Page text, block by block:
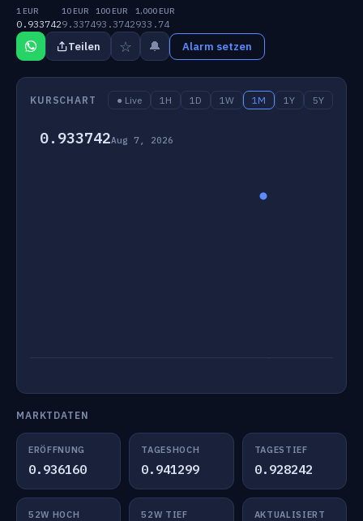
1 EUR
0.933742
10 EUR
9.3374
100 EUR
93.3742
1,000 EUR
933.74
Teilen ☆ 🔔 Alarm setzen
KURSCHART ● Live 1H 1D 1W 1M 1Y 5Y
0.933742Aug 7, 2026
MARKTDATEN
ERÖFFNUNG
0.936160
TAGESHOCH
0.941299
TAGESTIEF
0.928242
52W HOCH 52W TIEF AKTUALISIERT